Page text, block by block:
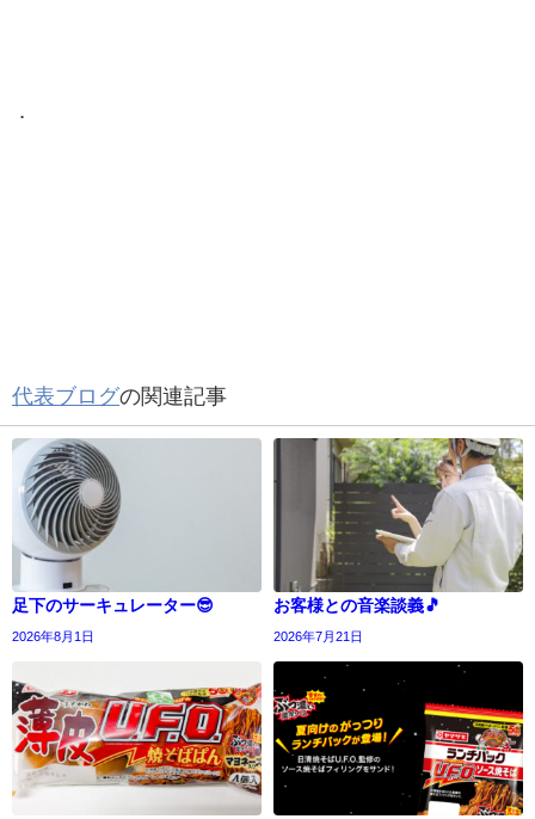
代表ブログの関連記事
足下のサーキュレーター😎
2026年8月1日
お客様との音楽談義🎵
2026年7月21日